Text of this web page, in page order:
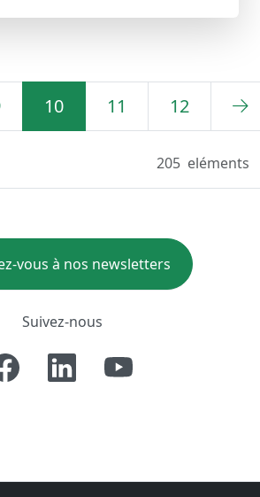
10 11 12
205 eléments
vous à nos newsletters
Suivez-nous